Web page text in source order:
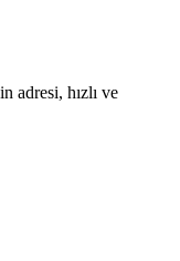
adresi, hızlı ve